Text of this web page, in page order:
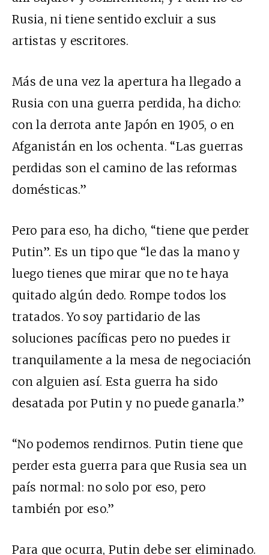
Rusia, ni tiene sentido excluir a sus
artistas y escritores.
Más de una vez la apertura ha llegado a
Rusia con una guerra perdida, ha dicho:
con la derrota ante Japón en 1905, o en
Afganistán en los ochenta. “Las guerras
perdidas son el camino de las reformas
domésticas.”
Pero para eso, ha dicho, “tiene que perder
Putin”. Es un tipo que “le das la mano y
luego tienes que mirar que no te haya
quitado algún dedo. Rompe todos los
tratados. Yo soy partidario de las
soluciones pacíficas pero no puedes ir
tranquilamente a la mesa de negociación
con alguien así. Esta guerra ha sido
desatada por Putin y no puede ganarla.”
“No podemos rendirnos. Putin tiene que
perder esta guerra para que Rusia sea un
país normal: no solo por eso, pero
también por eso.”
Para que ocurra, Putin debe ser eliminado.